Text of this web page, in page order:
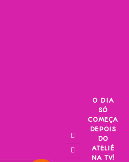
O DIA
SÓ
COMEÇA
DEPOIS
DO
ATELIÊ
NA TV!